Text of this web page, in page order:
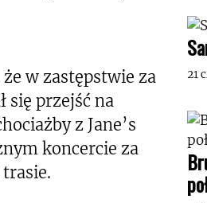
w zastępstwie za
się przejść na
z Jane’s
koncercie za
21